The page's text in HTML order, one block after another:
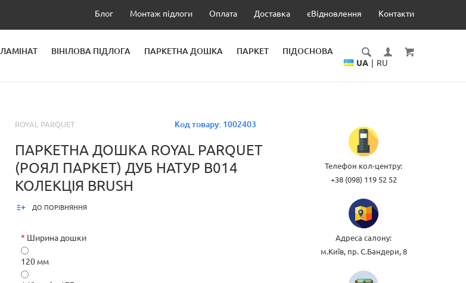
Блог Монтаж підлоги Оплата Доставка єВідновлення Контакти
ЛАМІНАТ ВІНІЛОВА ПІДЛОГА ПАРКЕТНА ДОШКА ПАРКЕТ
ПІДОСНОВА
UA RU
Код товару: 1002403
ROYAL PARQUET
ПАРКЕТНА ДОШКА ROYAL PARQUET
(РОЯЛ ПАРКЕТ) ДУБ НАТУР B014
КОЛЕКЦІЯ BRUSH
ДО ПОРІВНЯННЯ
* Ширина дошки
120 мм
Телефон кол-центру:
+38 (098) 119 52 52
Адреса салону:
м.Київ, пр. С.Бандери, 8